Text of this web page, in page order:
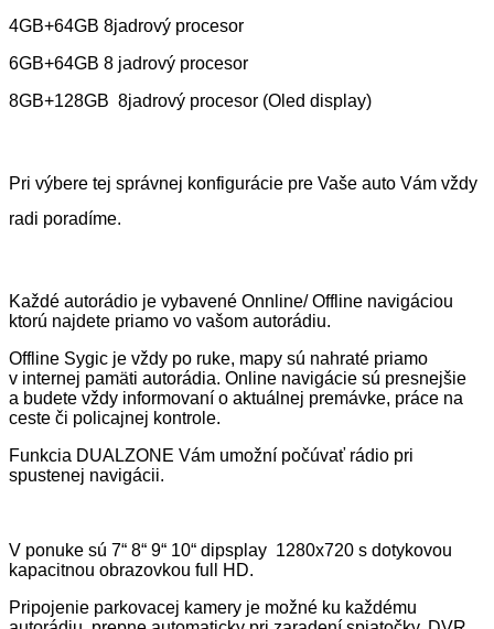
4GB+64GB 8jadrový procesor
6GB+64GB 8 jadrový procesor
8GB+128GB 8jadrový procesor (Oled display)
Pri výbere tej správnej konfigurácie pre Vaše auto Vám vždy
radi poradíme.
Každé autorádio je vybavené Onnline/ Offline navigáciou
ktorú najdete priamo vo vašom autorádiu.
Offline Sygic je vždy po ruke, mapy sú nahraté priamo
v internej pamäti autorádia. Online navigácie sú presnejšie
a budete vždy informovaní o aktuálnej premávke, práce na
ceste či policajnej kontrole.
Funkcia DUALZONE Vám umožní počúvať rádio pri
spustenej navigácii.
V ponuke sú 7“ 8“ 9“ 10“ dipsplay 1280x720 s dotykovou
kapacitnou obrazovkou full HD.
Pripojenie parkovacej kamery je možné ku každému